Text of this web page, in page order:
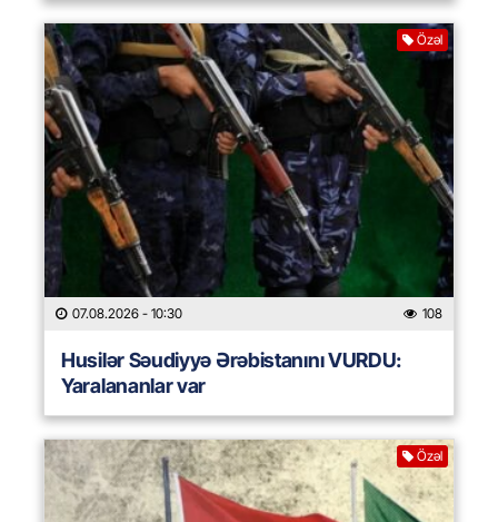
Özəl
07.08.2026 - 10:30 108
Husilər Səudiyyə Ərəbistanını VURDU:
Yaralananlar var
Özəl